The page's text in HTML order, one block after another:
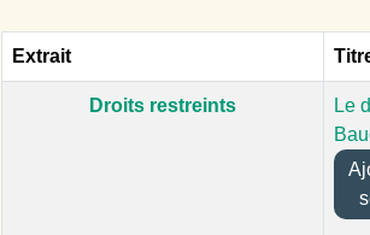
Extrait
Droits restreints
Le